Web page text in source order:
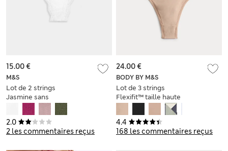
2.0
2 les commentaires reçus
M&S
Lot de 2 strings
Jasmine sans
couture en dentelle
15.00 €
4.4
168 les commentaires reçus
BODY BY M&S
Lot de 3 strings
Flexifit™ taille haute
24.00 €